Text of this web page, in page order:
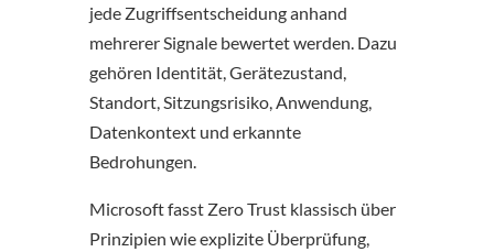
jede Zugriffsentscheidung anhand
mehrerer Signale bewertet werden. Dazu
gehören Identität, Gerätezustand,
Standort, Sitzungsrisiko, Anwendung,
Datenkontext und erkannte
Bedrohungen.
Microsoft fasst Zero Trust klassisch über
Prinzipien wie explizite Überprüfung,